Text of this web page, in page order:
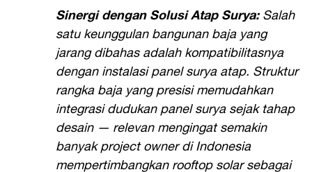
Sinergi dengan Solusi Atap Surya:Salah
satu keunggulan bangunan baja yang
jarang dibahas adalah kompatibilitasnya
dengan instalasi panel surya atap. Struktur
rangka baja yang presisi memudahkan
integrasi dudukan panel surya sejak tahap
desain — relevan mengingat semakin
banyak project owner di Indonesia
mempertimbangkan rooftop solar sebagai